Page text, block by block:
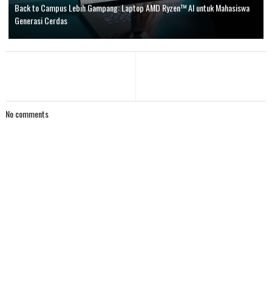
Back to Campus Lebih Gampang: Laptop AMD Ryzen™ AI untuk Mahasiswa
Generasi Cerdas
No comments